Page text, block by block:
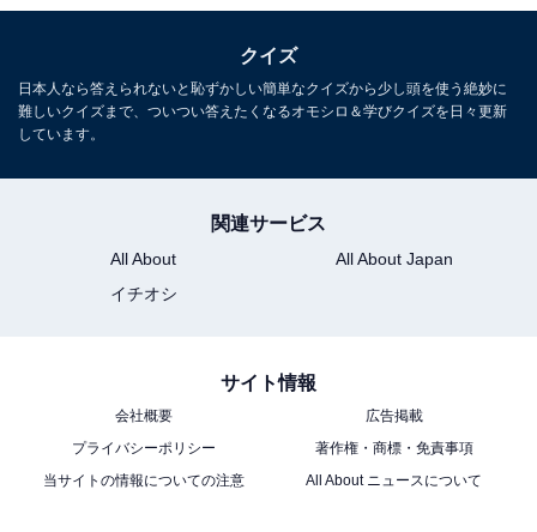
クイズ
日本人なら答えられないと恥ずかしい簡単なクイズから少し頭を使う絶妙に
難しいクイズまで、ついつい答えたくなるオモシロ＆学びクイズを日々更新
しています。
関連サービス
All About
All About Japan
イチオシ
サイト情報
会社概要
広告掲載
プライバシーポリシー
著作権・商標・免責事項
当サイトの情報についての注意
All About ニュースについて